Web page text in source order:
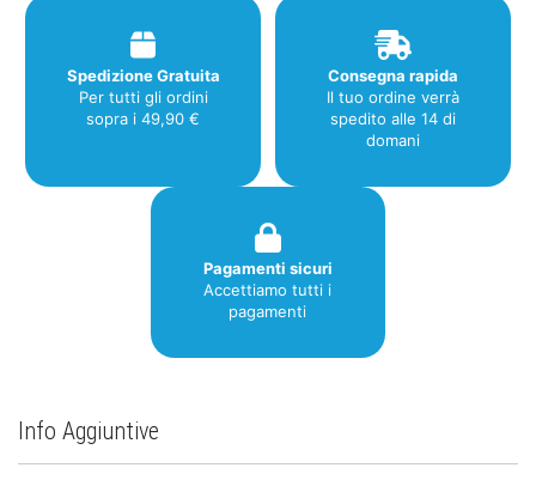
Spedizione Gratuita
Per tutti gli ordini
sopra i 49,90 €
Consegna rapida
Il tuo ordine verrà
spedito alle 14 di
domani
Pagamenti sicuri
Accettiamo tutti i
pagamenti
Info Aggiuntive